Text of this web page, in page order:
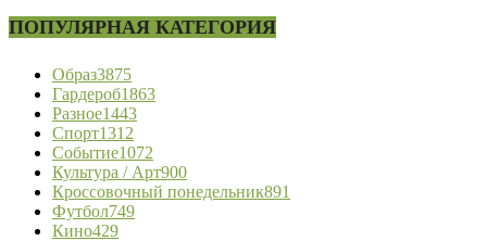
ПОПУЛЯРНАЯ КАТЕГОРИЯ
Образ3875
Гардероб1863
Разное1443
Спорт1312
Событие1072
Культура / Арт900
Кроссовочный понедельник891
Футбол749
Кино429